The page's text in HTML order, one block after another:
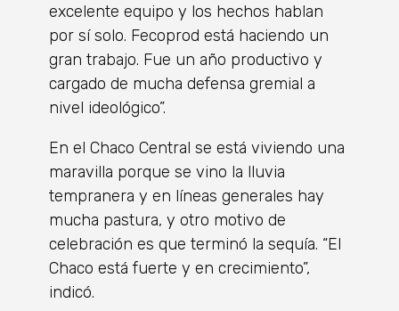
excelente equipo y los hechos hablan
por sí solo. Fecoprod está haciendo un
gran trabajo. Fue un año productivo y
cargado de mucha defensa gremial a
nivel ideológico”.
En el Chaco Central se está viviendo una
maravilla porque se vino la lluvia
tempranera y en líneas generales hay
mucha pastura, y otro motivo de
celebración es que terminó la sequía. “El
Chaco está fuerte y en crecimiento”,
indicó.